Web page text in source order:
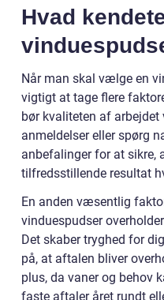
Hvad
Når man skal vælge en
vigtigt at tage flere
bør kvaliteten af
anmeldelser eller spørg
anbefalinger for at sikre,
tilfredsstillende resultat
En anden væsentlig
vinduespudser
Det skaber tryghed for
på, at aftalen bliver
plus, da vaner og behov
faste aftaler året rundt